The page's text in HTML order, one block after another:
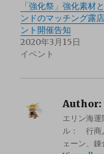
「強化祭」強化素材
ンドのマッチング露
ント開催告知
2020年3月15日
イベント
Author:
エリン海
ル： 行商
ェーン、